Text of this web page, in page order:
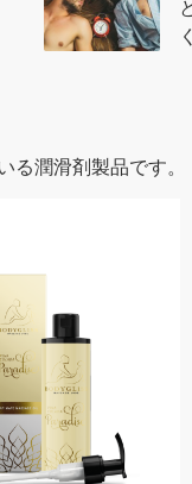
る潤滑剤製品です。